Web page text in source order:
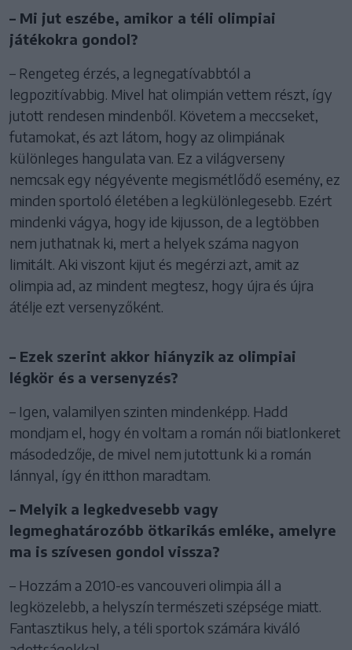
– Mi jut eszébe, amikor a téli olimpiai
játékokra gondol?
– Rengeteg érzés, a legnegatívabbtól a
legpozitívabbig. Mivel hat olimpián vettem részt, így
jutott rendesen mindenből. Követem a meccseket,
futamokat, és azt látom, hogy az olimpiának
különleges hangulata van. Ez a világverseny
nemcsak egy négyévente megismétlődő esemény, ez
minden sportoló életében a legkülönlegesebb. Ezért
mindenki vágya, hogy ide kijusson, de a legtöbben
nem juthatnak ki, mert a helyek száma nagyon
limitált. Aki viszont kijut és megérzi azt, amit az
olimpia ad, az mindent megtesz, hogy újra és újra
átélje ezt versenyzőként.
– Ezek szerint akkor hiányzik az olimpiai
légkör és a versenyzés?
– Igen, valamilyen szinten mindenképp. Hadd
mondjam el, hogy én voltam a román női biatlonkeret
másodedzője, de mivel nem jutottunk ki a román
lánnyal, így én itthon maradtam.
– Melyik a legkedvesebb vagy
legmeghatározóbb ötkarikás emléke, amelyre
ma is szívesen gondol vissza?
– Hozzám a 2010-es vancouveri olimpia áll a
legközelebb, a helyszín természeti szépsége miatt.
Fantasztikus hely, a téli sportok számára kiváló